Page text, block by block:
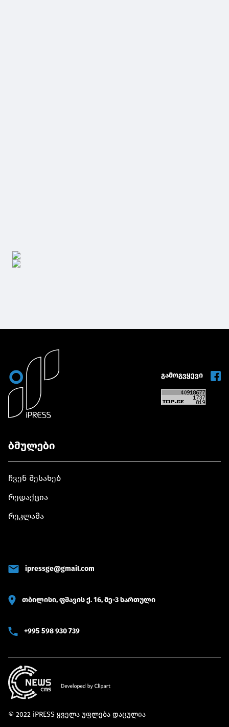
გამოგვყევი
ბმულები
ჩვენ შესახებ
რედაქცია
რეკლამა
ipressge@gmail.com
თბილისი, ფშავის ქ. 16, მე-3 სართული
+995 598 930 739
© 2022 iPRESS ყველა უფლება დაცულია